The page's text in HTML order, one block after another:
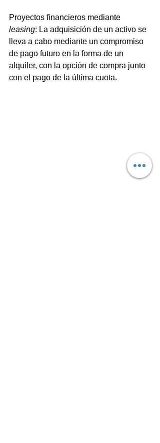
Proyectos financieros mediante
leasing: La adquisición de un activo se
lleva a cabo mediante un compromiso
de pago futuro en la forma de un
alquiler, con la opción de compra junto
con el pago de la última cuota.